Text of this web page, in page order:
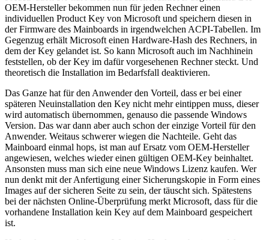
OEM-Hersteller bekommen nun für jeden Rechner einen
individuellen Product Key von Microsoft und speichern diesen in
der Firmware des Mainboards in irgendwelchen ACPI-Tabellen. Im
Gegenzug erhält Microsoft einen Hardware-Hash des Rechners, in
dem der Key gelandet ist. So kann Microsoft auch im Nachhinein
feststellen, ob der Key im dafür vorgesehenen Rechner steckt. Und
theoretisch die Installation im Bedarfsfall deaktivieren.
Das Ganze hat für den Anwender den Vorteil, dass er bei einer
späteren Neuinstallation den Key nicht mehr eintippen muss, dieser
wird automatisch übernommen, genauso die passende Windows
Version. Das war dann aber auch schon der einzige Vorteil für den
Anwender. Weitaus schwerer wiegen die Nachteile. Geht das
Mainboard einmal hops, ist man auf Ersatz vom OEM-Hersteller
angewiesen, welches wieder einen gültigen OEM-Key beinhaltet.
Ansonsten muss man sich eine neue Windows Lizenz kaufen. Wer
nun denkt mit der Anfertigung einer Sicherungskopie in Form eines
Images auf der sicheren Seite zu sein, der täuscht sich. Spätestens
bei der nächsten Online-Überprüfung merkt Microsoft, dass für die
vorhandene Installation kein Key auf dem Mainboard gespeichert
ist.